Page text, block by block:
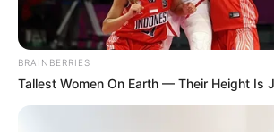
BRAINBERRIES
Tallest Women On Earth — Their Height Is